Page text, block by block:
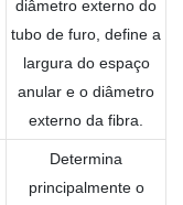
diâmetro externo do
tubo de furo, define a
largura do espaço
anular e o diâmetro
externo da fibra.
Determina
principalmente o